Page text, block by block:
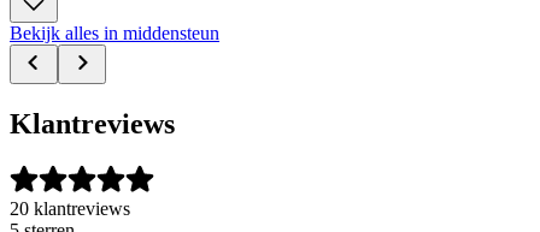
Bekijk alles in middensteun
Klantreviews
20 klantreviews